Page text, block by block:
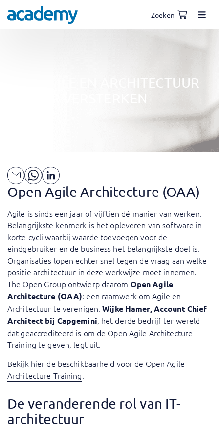
Zoeken
HOE AGILE EN ARCHITECTUUR
ELKAAR VERSTERKEN
Open Agile Architecture (OAA)
Agile is sinds een jaar of vijftien dé manier van werken.
Belangrijkste kenmerk is het opleveren van software in
korte cycli waarbij waarde toevoegen voor de
eindgebruiker en de business het belangrijkste doel is.
Organisaties lopen echter snel tegen de vraag aan welke
positie architectuur in deze werkwijze moet innemen.
The Open Group ontwierp daarom Open Agile
Architecture (OAA): een raamwerk om Agile en
Architectuur te verenigen.Wijke Hamer, Account Chief
Architect bij Capgemini, het derde bedrijf ter wereld
dat geaccrediteerd is om de Open Agile Architecture
Training te geven, legt uit.
Bekijk hier de beschikbaarheid voor de Open Agile
Architecture Training.
De veranderende rol van IT-
architectuur